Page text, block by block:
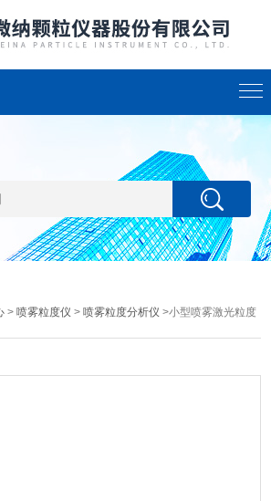
>喷雾粒度仪 >喷雾粒度分析仪 >小型喷雾激光粒度